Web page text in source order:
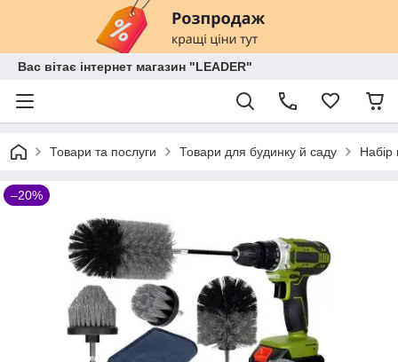
Вас вітає інтернет магазин "LEADER"
Товари та послуги Товари для будинку й саду Набір
–20%